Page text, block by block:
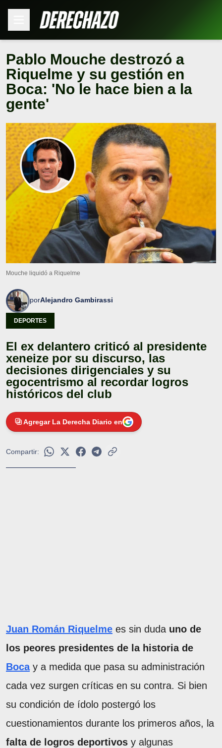
Pablo Mouche destrozó a
Riquelme y su gestión en
Boca: 'No le hace bien a la
gente'
Mouche liquidó a Riquelme
porAlejandro Gambirassi
DEPORTES
El ex delantero criticó al presidente
xeneize por su discurso, las
decisiones dirigenciales y su
egocentrismo al recordar logros
históricos del club
Agregar La Derecha Diario en
Compartir:
Juan Román Riquelme es sin duda uno de
los peores presidentes de la historia de
Bocay a medida que pasa su administración
cada vez surgen críticas en su contra. Si bien
su condición de ídolo postergó los
cuestionamientos durante los primeros años, la
falta de logros deportivos y algunas